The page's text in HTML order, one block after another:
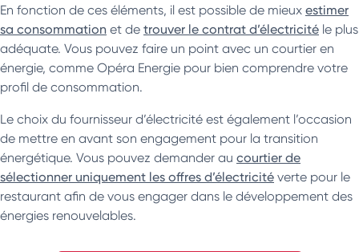
En fonction de ces éléments, il est possible de mieux estimer
sa consommation et de trouver le contrat d’électricité le plus
adéquate. Vous pouvez faire un point avec un courtier en
énergie, comme Opéra Energie pour bien comprendre votre
profil de consommation.
Le choix du fournisseur d’électricité est également l’occasion
de mettre en avant son engagement pour la transition
énergétique. Vous pouvez demander au courtier de
sélectionner uniquement les offres d’électricité verte pour le
restaurant afin de vous engager dans le développement des
énergies renouvelables.